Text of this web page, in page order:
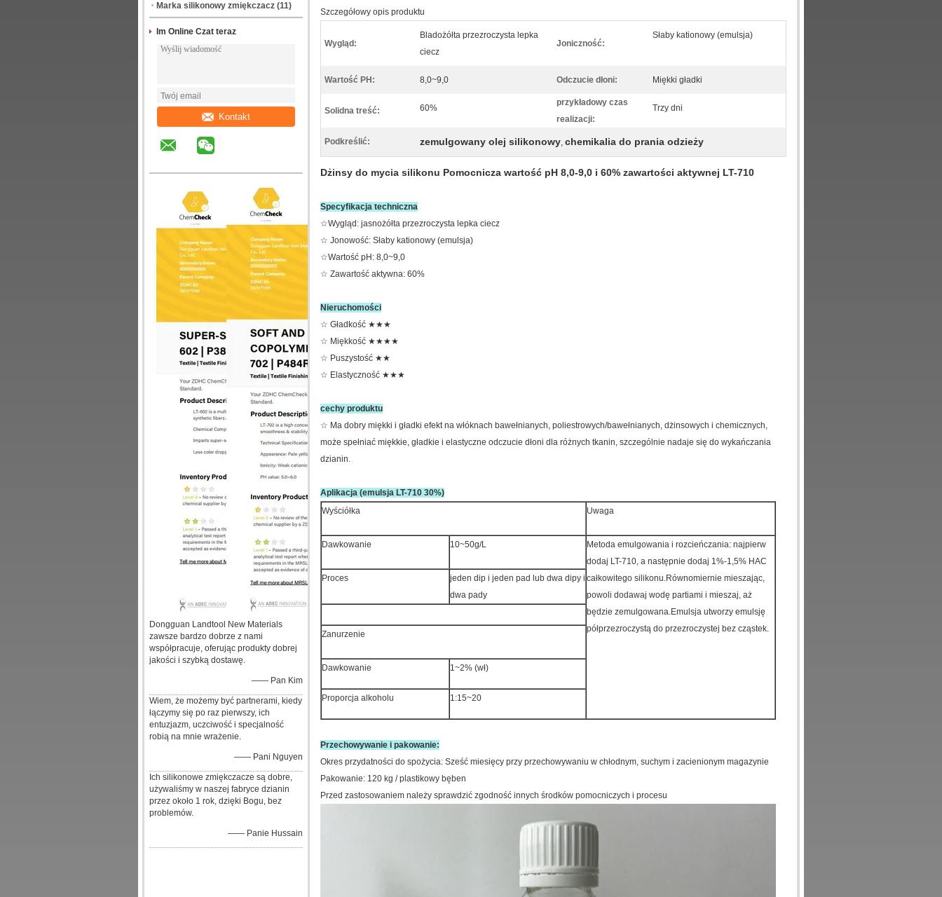
Marka silikonowy zmiękczacz (11)
Im Online Czat teraz
Kontakt
Dongguan Landtool New Materials
zawsze bardzo dobrze z nami
współpracuje, oferując produkty dobrej
jakości i szybką dostawę.
—— Pan Kim
Wiem, że możemy być partnerami, kiedy
łączymy się po raz pierwszy, ich
entuzjazm, uczciwość i specjalność
robią na mnie wrażenie.
—— Pani Nguyen
Ich silikonowe zmiękczacze są dobre,
używaliśmy w naszej fabryce dzianin
przez około 1 rok, dzięki Bogu, bez
problemów.
—— Panie Hussain
Szczegółowy opis produktu
Wygląd:
Bladożółta przezroczysta lepka
ciecz
Joniczność:
Słaby kationowy (emulsja)
Wartość PH: 8,0~9,0 Odczucie dłoni: Miękki gładki
Solidna treść: 60%
przykładowy czas
realizacji:
Trzy dni
Podkreślić: zemulgowany olej silikonowy, chemikalia do prania odzieży
Dżinsy do mycia silikonu Pomocnicza wartość pH 8,0-9,0 i 60% zawartości aktywnej LT-710
Specyfikacja techniczna
☆Wygląd: jasnożółta przezroczysta lepka ciecz
☆ Jonowość: Słaby kationowy (emulsja)
☆Wartość pH: 8,0~9,0
☆ Zawartość aktywna: 60%
Nieruchomości
☆ Gładkość ★★★
☆ Miękkość ★★★★
☆ Puszystość ★★
☆ Elastyczność ★★★
cechy produktu
☆ Ma dobry miękki i gładki efekt na włóknach bawełnianych, poliestrowych/bawełnianych, dżinsowych i chemicznych,
może spełniać miękkie, gładkie i elastyczne odczucie dłoni dla różnych tkanin, szczególnie nadaje się do wykańczania
dzianin.
Aplikacja (emulsja LT-710 30%)
Wyściółka
Uwaga
Dawkowanie 10~50g/L
Metoda emulgowania i rozcieńczania: najpierw
dodaj LT-710, a następnie dodaj 1%-1,5% HAC
całkowitego silikonu.Równomiernie mieszając,
powoli dodawaj wodę partiami i mieszaj, aż
będzie zemulgowana.Emulsja utworzy emulsję
półprzezroczystą do przezroczystej bez cząstek.
Proces
jeden dip i jeden pad lub dwa dipy i
dwa pady
Zanurzenie
Dawkowanie 1~2% (wł)
Proporcja alkoholu 1:15~20
Przechowywanie i pakowanie:
Okres przydatności do spożycia: Sześć miesięcy przy przechowywaniu w chłodnym, suchym i zacienionym magazynie
Pakowanie: 120 kg / plastikowy bęben
Przed zastosowaniem należy sprawdzić zgodność innych środków pomocniczych i procesu